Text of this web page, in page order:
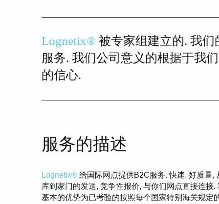
Lognetix® 被专家组建立的. 我
服务. 我们公司意义的根据于我
的信心.
服务的描述
Lognetix®给国际网点提供B2C服务. 快速, 好质量,
库到家门的发送, 竞争性报价, 与你们网点直接连接.
基本的优势为已考验的按照每个国家特别海关规定